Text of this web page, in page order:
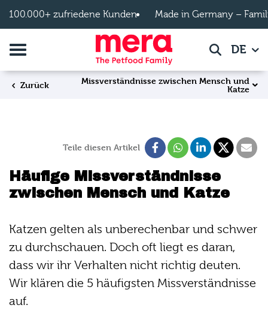
100.000+ zufriedene Kunden Made in Germany –
Navigation umschalten SucheDE
Zurück
Missverständnisse zwischen Mensch und
Katze
Teile diesen Artikel
Häufige Missverständnisse
zwischen Mensch und Katze
Katzen gelten als unberechenbar und schwer
zu durchschauen. Doch oft liegt es daran,
dass wir ihr Verhalten nicht richtig deuten.
Wir klären die 5 häufigsten Missverständnisse
auf.